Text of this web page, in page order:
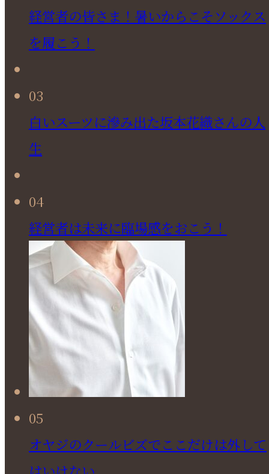
経営者の皆さま！暑いからこそソックス
を履こう！
03
白いスーツに滲み出た坂本花織さんの人
生
04
経営者は未来に臨場感をおこう！
05
オヤジのクールビズでここだけは外して